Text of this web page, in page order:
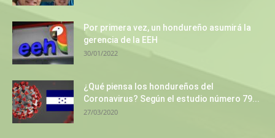
Por primera vez, un hondureño asumirá la
gerencia de la EEH
30/01/2022
¿Qué piensa los hondureños del
Coronavirus? Según el estudio número 79...
27/03/2020